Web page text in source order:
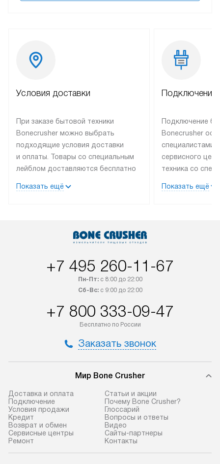
Условия доставки
При заказе бытовой техники
Bonecrusher можно выбрать
подходящие условия доставки
и оплаты. Товары со специальным
лейблом доставляются бесплатно
до подъезда, выезд за МКАД
в течение трех дней. После 100%
бесплатно доставляет заказ
транспортной компании в городе
условия доставки у менеджера при
оформлении заказа.
В оговоренный день служба
требуется переместить прибор
до двери квартиры или до места
установки, пожалуйста,
предварительно согласуйте это
с менеджером. За данную услугу
взимается дополнительная плата.
Показать ещё
Подключение
Подключение
Bonecrusher
специалистами
сервисного
техника со
на готовые
и канализации в
который можно
и
отдельных
место с
Показать ещё
+7 495 260-11-67
Пн-Пт:с 8:00 до 22:00
Сб-Вс:с 9:00 до 22:00
+7 800 333-09-47
Бесплатно по России
Заказать звонок
Мир Bone Crusher
Доставка и оплата
Подключение
Условия продажи
Кредит
Возврат и обмен
Сервисные центры
Ремонт
Статьи и акции
Почему Bone Crusher?
Глоссарий
Вопросы и ответы
Видео
Сайты-партнеры
Контакты